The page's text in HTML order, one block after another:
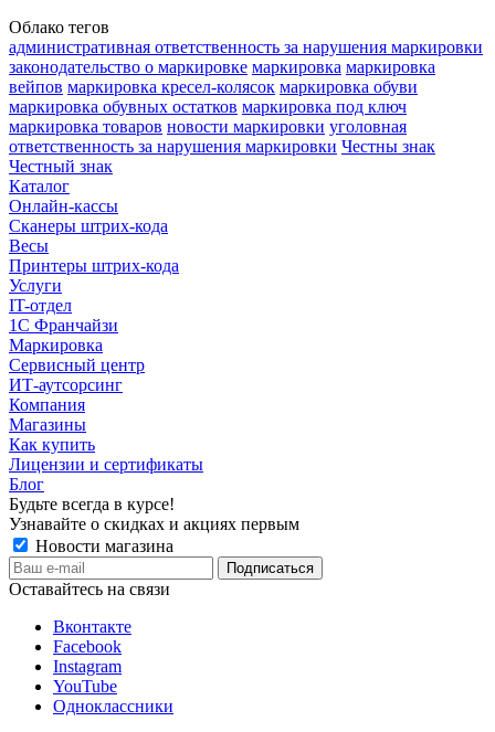
Облако тегов
административная ответственность за нарушения маркировки
законодательство о маркировке маркировка маркировка
вейпов маркировка кресел-колясок маркировка обуви
маркировка обувных остатков маркировка под ключ
маркировка товаров новости маркировки уголовная
ответственность за нарушения маркировки Честны знак
Честный знак
Каталог
Онлайн-кассы
Сканеры штрих-кода
Весы
Принтеры штрих-кода
Услуги
IT-отдел
1С Франчайзи
Маркировка
Сервисный центр
ИТ-аутсорсинг
Компания
Магазины
Как купить
Лицензии и сертификаты
Блог
Будьте всегда в курсе!
Узнавайте о скидках и акциях первым
Новости магазина
Оставайтесь на связи
Вконтакте
Facebook
Instagram
YouTube
Одноклассники